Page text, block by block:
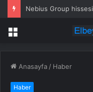
Menü
Anasayfa / Haber
Haber